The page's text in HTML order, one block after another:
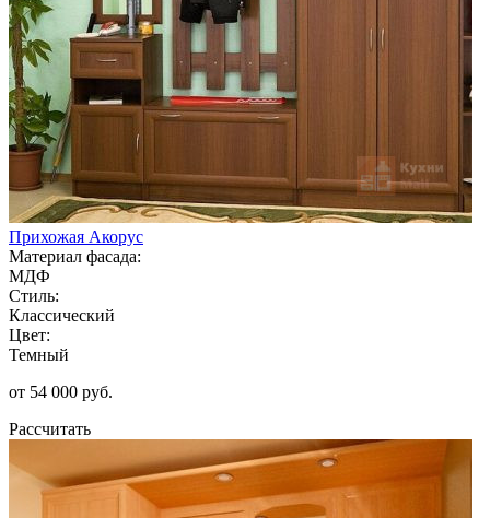
Прихожая Акорус
Материал фасада:
МДФ
Стиль:
Классический
Цвет:
Темный
от 54 000 руб.
Рассчитать